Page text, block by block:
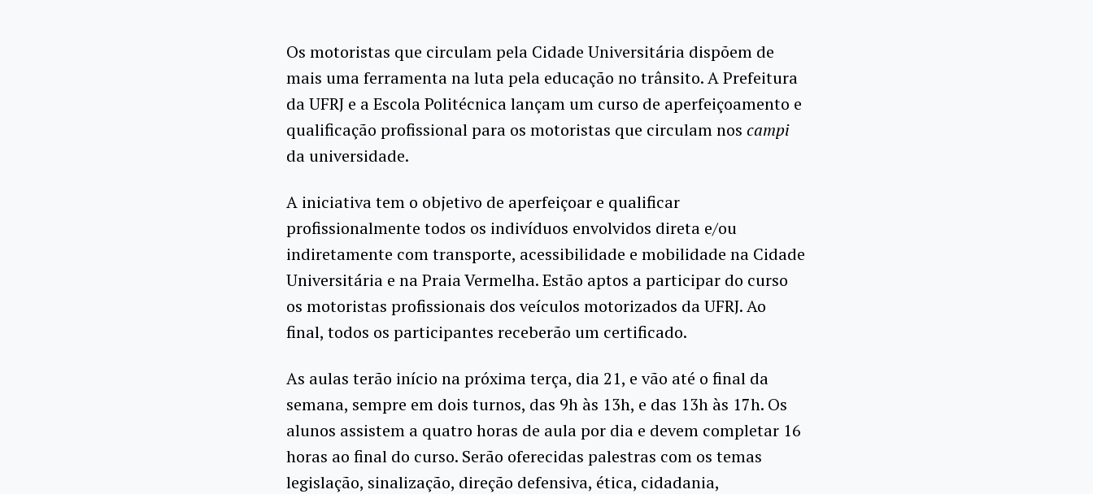
Os motoristas que circulam pela Cidade Universitária dispõem de
mais uma ferramenta na luta pela educação no trânsito. A Prefeitura
da UFRJ e a Escola Politécnica lançam um curso de aperfeiçoamento e
qualificação profissional para os motoristas que circulam nos campi
da universidade.
A iniciativa tem o objetivo de aperfeiçoar e qualificar
profissionalmente todos os indivíduos envolvidos direta e/ou
indiretamente com transporte, acessibilidade e mobilidade na Cidade
Universitária e na Praia Vermelha. Estão aptos a participar do curso
os motoristas profissionais dos veículos motorizados da UFRJ. Ao
final, todos os participantes receberão um certificado.
As aulas terão início na próxima terça, dia 21, e vão até o final da
semana, sempre em dois turnos, das 9h às 13h, e das 13h às 17h. Os
alunos assistem a quatro horas de aula por dia e devem completar 16
horas ao final do curso. Serão oferecidas palestras com os temas
legislação, sinalização, direção defensiva, ética, cidadania,